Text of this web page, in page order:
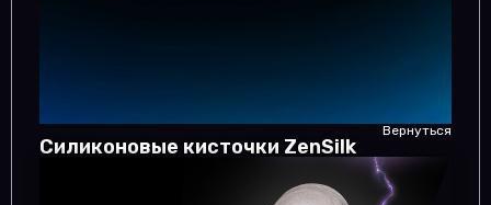
Вернуться
Силиконовые кисточки ZenSilk